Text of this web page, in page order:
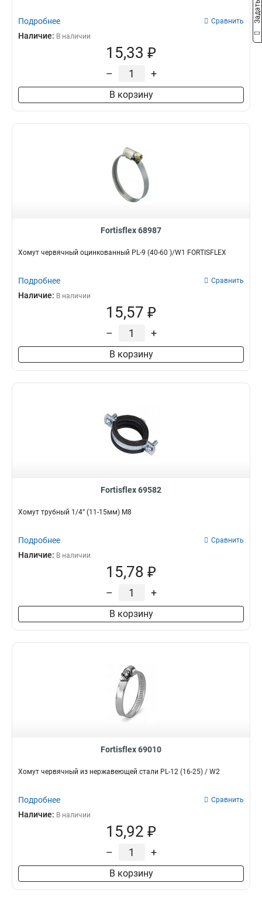
Подробнее Сравнить
Наличие: В наличии
15,33 ₽
– +
В корзину
Fortisflex 68987
Хомут червячный оцинкованный PL-9 (40-60 )/W1 FORTISFLEX
Подробнее Сравнить
Наличие: В наличии
15,57 ₽
– +
В корзину
Fortisflex 69582
Хомут трубный 1/4” (11-15мм) М8
Подробнее Сравнить
Наличие: В наличии
15,78 ₽
– +
В корзину
Fortisflex 69010
Хомут червячный из нержавеющей стали PL-12 (16-25) / W2
Подробнее Сравнить
Наличие: В наличии
15,92 ₽
– +
В корзину